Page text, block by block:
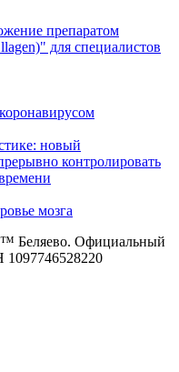
препаратом
для специалистов
новый
контролировать
мозга
Беляево. Официальный